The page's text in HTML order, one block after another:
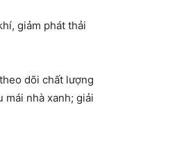
giảm phát thải
dõi chất lượng
nhà xanh; giải